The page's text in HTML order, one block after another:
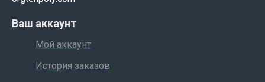
Ваш аккаунт
Мой аккаунт
История заказов